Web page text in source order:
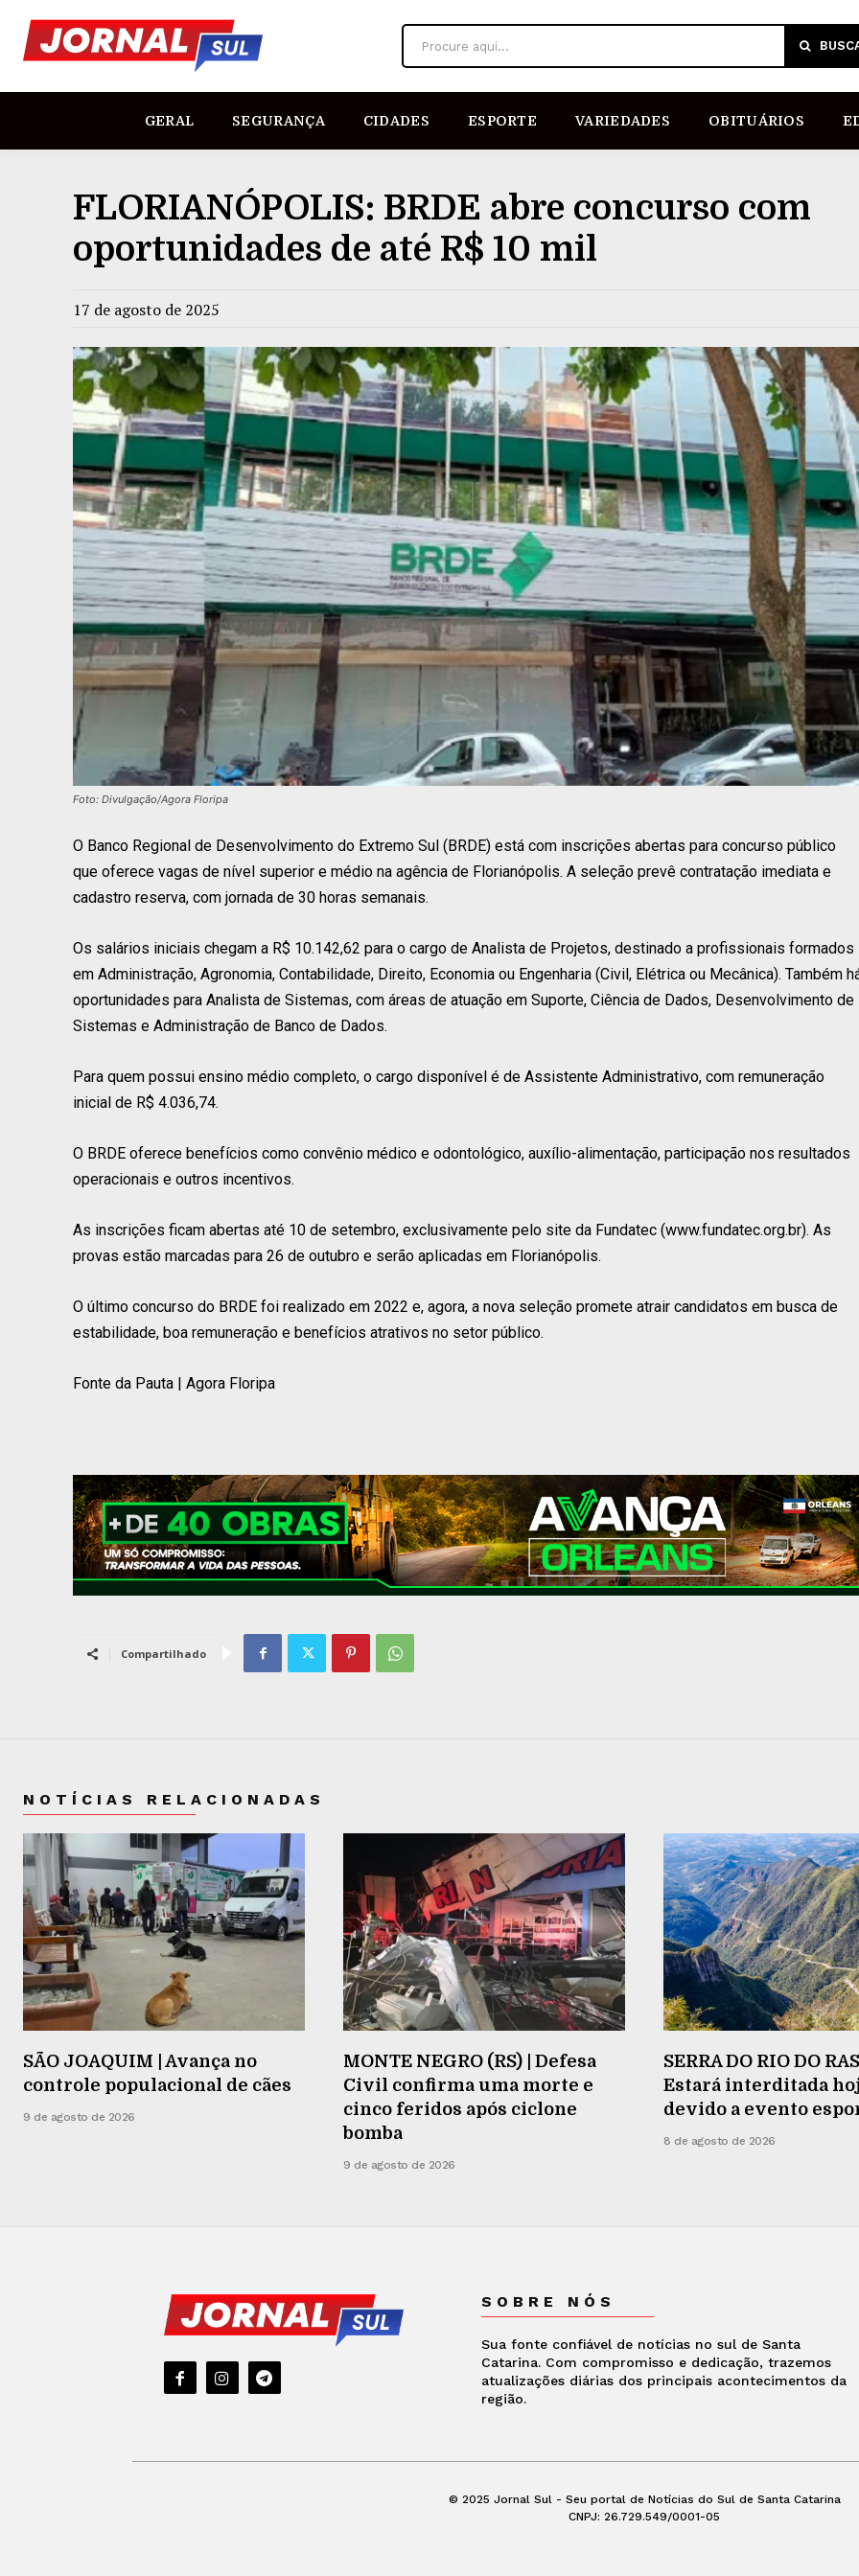
Procure aqui...
GERAL SEGURANÇA CIDADES ESPORTE VARIEDADES OBITUÁRIOS
FLORIANÓPOLIS: BRDE abre concurso com
oportunidades de até R$ 10 mil
17 de agosto de 2025
Foto: Divulgação/Agora Floripa
O Banco Regional de Desenvolvimento do Extremo Sul (BRDE) está com inscrições abertas para concurso público
que oferece vagas de nível superior e médio na agência de Florianópolis. A seleção prevê contratação imediata e
cadastro reserva, com jornada de 30 horas semanais.
Os salários iniciais chegam a R$ 10.142,62 para o cargo de Analista de Projetos, destinado a profissionais formados
em Administração, Agronomia, Contabilidade, Direito, Economia ou Engenharia (Civil, Elétrica ou Mecânica). Também
oportunidades para Analista de Sistemas, com áreas de atuação em Suporte, Ciência de Dados, Desenvolvimento de
Sistemas e Administração de Banco de Dados.
Para quem possui ensino médio completo, o cargo disponível é de Assistente Administrativo, com remuneração
inicial de R$ 4.036,74.
O BRDE oferece benefícios como convênio médico e odontológico, auxílio-alimentação, participação nos resultados
operacionais e outros incentivos.
As inscrições ficam abertas até 10 de setembro, exclusivamente pelo site da Fundatec (www.fundatec.org.br). As
provas estão marcadas para 26 de outubro e serão aplicadas em Florianópolis.
O último concurso do BRDE foi realizado em 2022 e, agora, a nova seleção promete atrair candidatos em busca de
estabilidade, boa remuneração e benefícios atrativos no setor público.
Fonte da Pauta | Agora Floripa
Compartilhado
NOTÍCIAS RELACIONADAS
SÃO JOAQUIM | Avança no
controle populacional de cães
9 de agosto de 2026
MONTE NEGRO (RS) | Defesa
Civil confirma uma morte e
cinco feridos após ciclone
bomba
9 de agosto de 2026
SERRA DO RIO DO
Estará interditada
devido a evento
8 de agosto de 2026
SOBRE NÓS
Sua fonte confiável de notícias no sul de Santa
Catarina. Com compromisso e dedicação, trazemos
atualizações diárias dos principais acontecimentos da
região.
© 2025 Jornal Sul - Seu portal de Notícias do Sul de Santa Catarina
CNPJ: 26.729.549/0001-05